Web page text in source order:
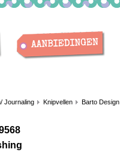
Journaling Knipvellen Barto Design